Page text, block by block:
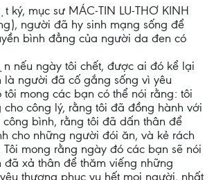
ký, mục sư MÁC-TIN LU-THƠ KINH
người đã hy sinh mạng sống để
bình đẳng của người da đen có
nếu ngày tôi chết, được ai đó kể lại
là người đã cố gắng sống vì yêu
mong các bạn có thể nói rằng: tôi
công lý, rằng tôi đã đồng hành với
bình, rằng tôi đã dấn thân để
cho những người đói ăn, và kẻ rách
mong rằng ngày đó các bạn sẽ nói
đã xả thân để thăm viếng những
thương phục vụ hết mọi người, nhất